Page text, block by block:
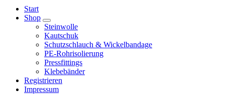
Start
Shop
Steinwolle
Kautschuk
Schutzschlauch & Wickelbandage
PE-Rohrisolierung
Pressfittings
Klebebänder
Registrieren
Impressum